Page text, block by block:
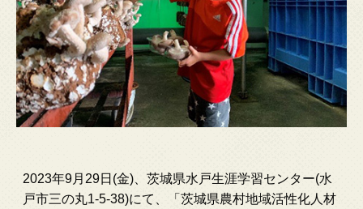
2023年9月29日(金)、茨城県水戸生涯学習センター(水
戸市三の丸1-5-38)にて、「茨城県農村地域活性化人材